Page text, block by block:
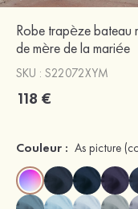
Robe trapèze bateau
de mère de la mariée
SKU : S22072XYM
118 €
Couleur : As picture